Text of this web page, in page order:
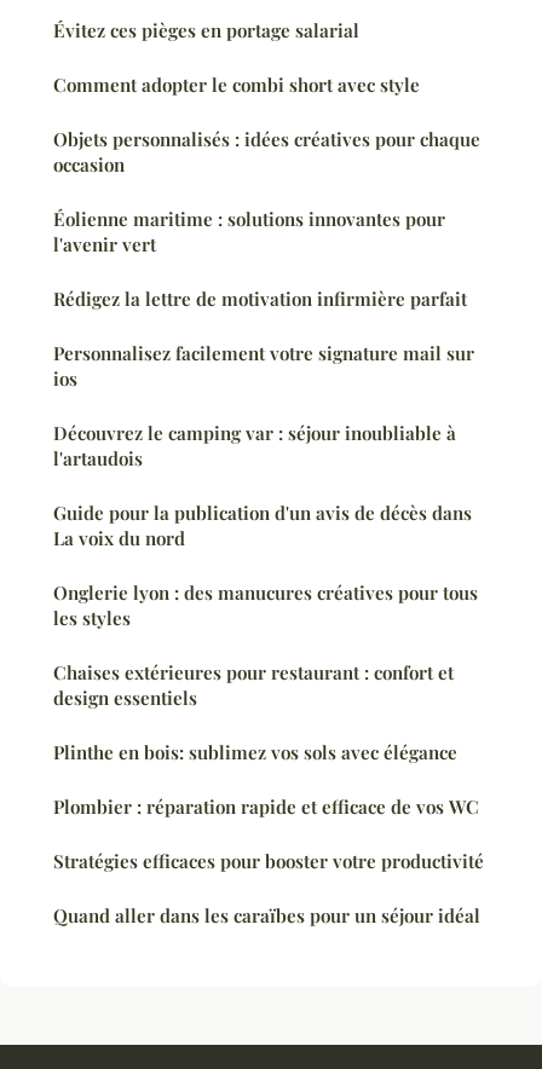
Évitez ces pièges en portage salarial
Comment adopter le combi short avec style
Objets personnalisés : idées créatives pour chaque
occasion
Éolienne maritime : solutions innovantes pour
l'avenir vert
Rédigez la lettre de motivation infirmière parfait
Personnalisez facilement votre signature mail sur
ios
Découvrez le camping var : séjour inoubliable à
l'artaudois
Guide pour la publication d'un avis de décès dans
La voix du nord
Onglerie lyon : des manucures créatives pour tous
les styles
Chaises extérieures pour restaurant : confort et
design essentiels
Plinthe en bois: sublimez vos sols avec élégance
Plombier : réparation rapide et efficace de vos WC
Stratégies efficaces pour booster votre productivité
Quand aller dans les caraïbes pour un séjour idéal